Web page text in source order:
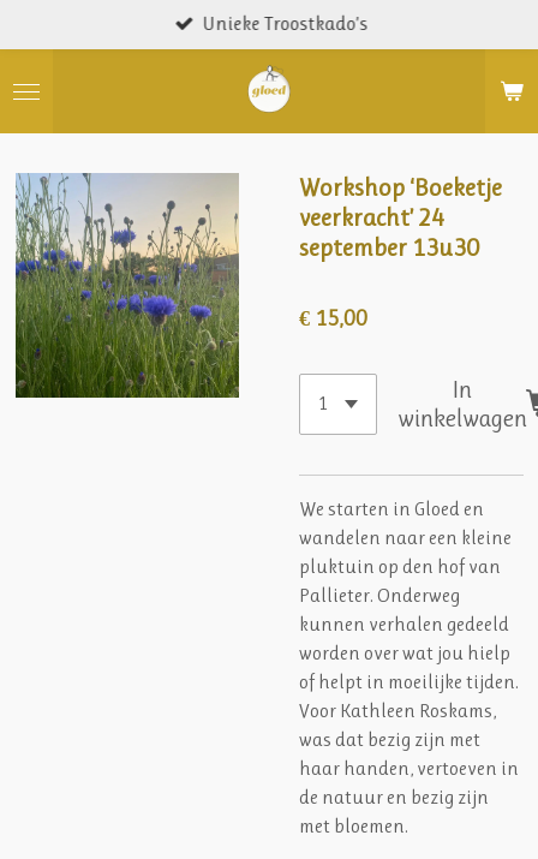
direct
naar
hoofdinhoud
Unieke Troostkado’s
Workshop ‘Boeketje
veerkracht’ 24
september 13u30
€ 15,00
In
winkelwagen
We starten in Gloed en
wandelen naar een kleine
pluktuin op den hof van
Pallieter. Onderweg
kunnen verhalen gedeeld
worden over wat jou hielp
of helpt in moeilijke tijden.
Voor Kathleen Roskams,
was dat bezig zijn met
haar handen, vertoeven in
de natuur en bezig zijn
met bloemen.